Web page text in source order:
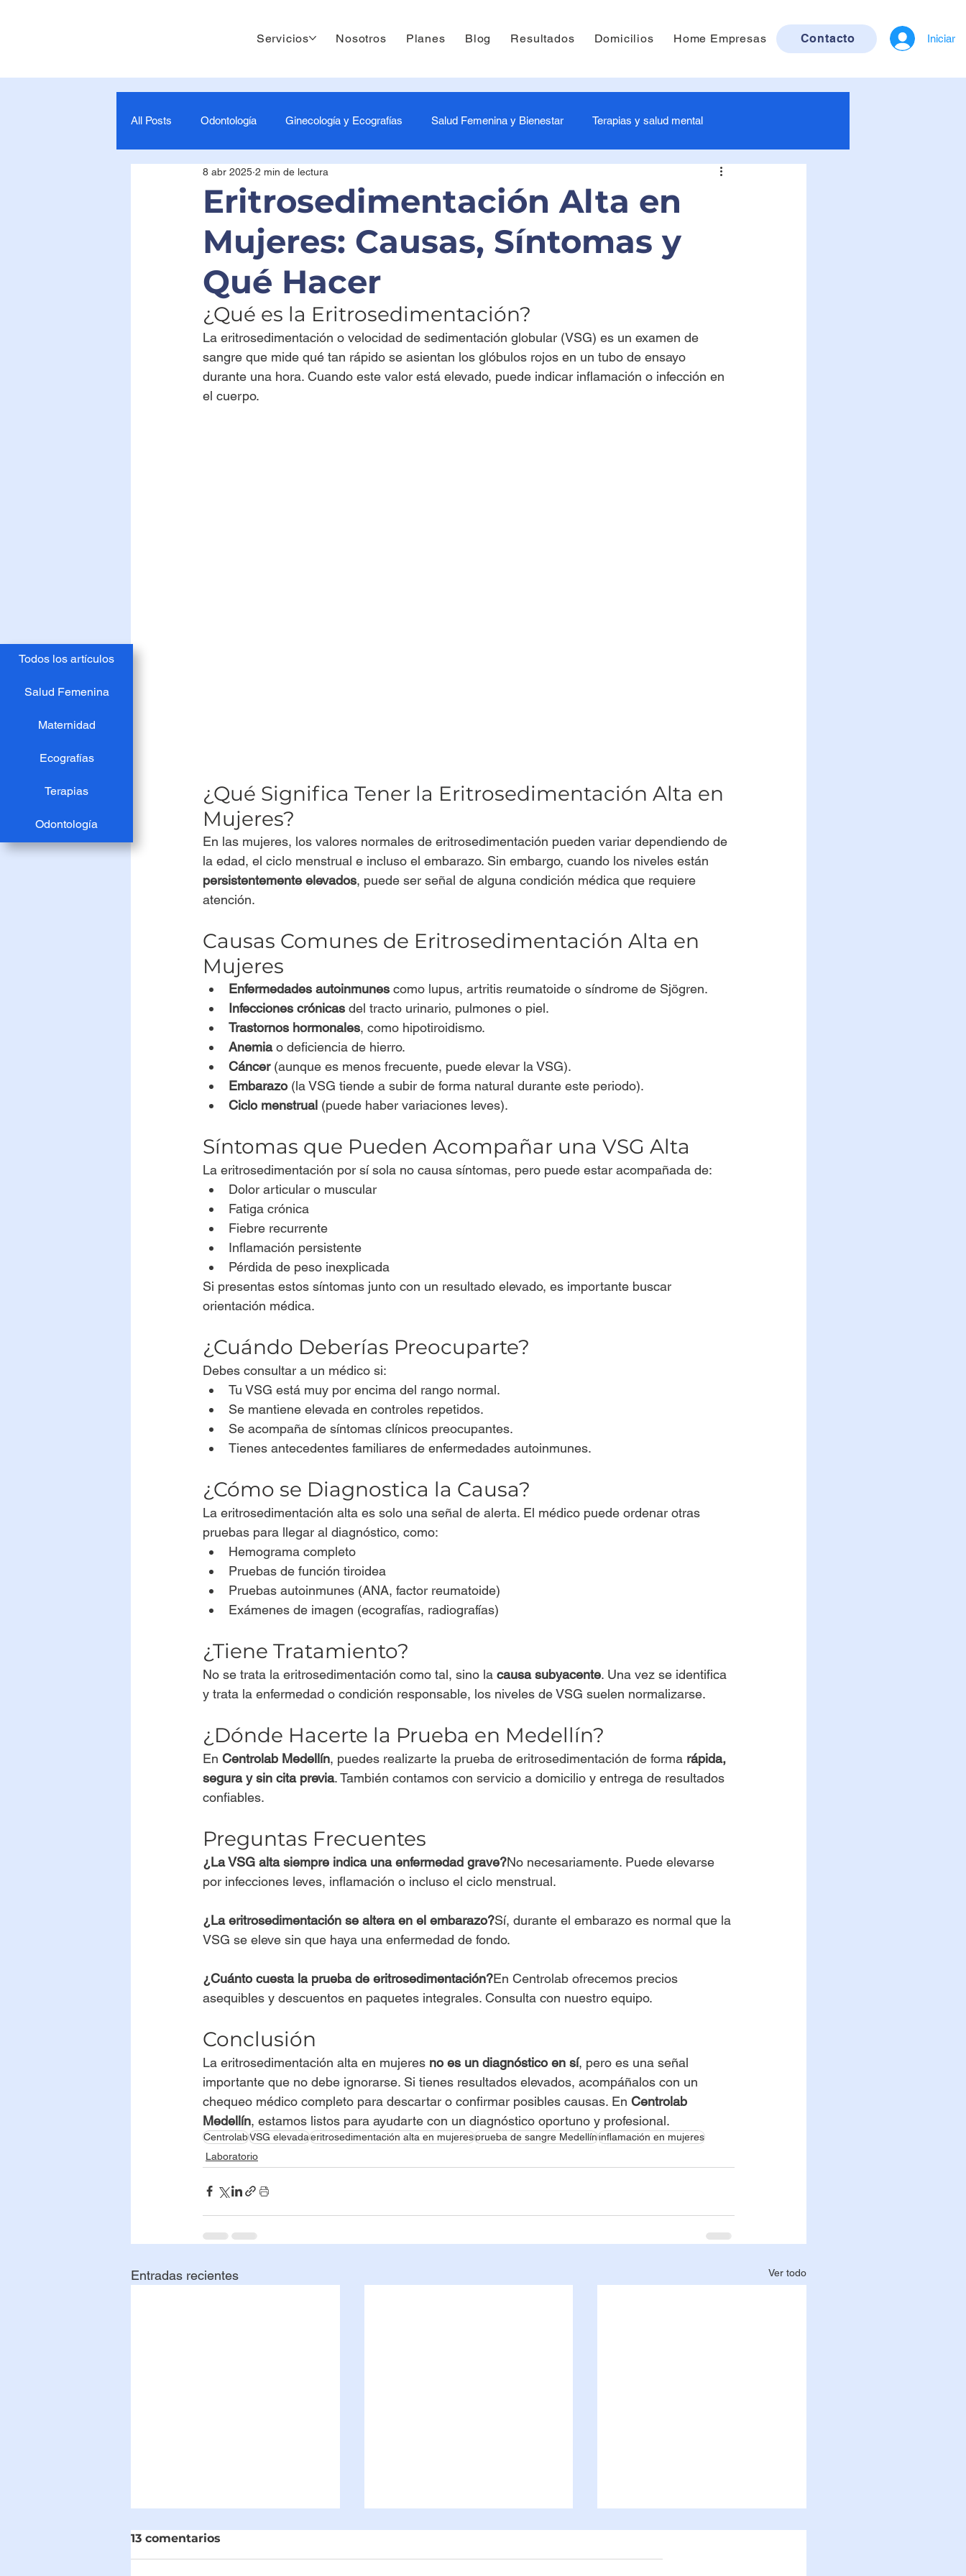
Servicios Nosotros Planes Blog Resultados Domicilios Home Empresas Contacto Iniciar
All Posts Odontología Ginecología y Ecografías Salud Femenina y Bienestar Terapias y salud mental
Cuidado y Apoyo Maternal 0-3 Meses - Estimulación tu bebés
7-9 Meses- Estimulación para bebés 10-12 Meses - Estimulación bebés Laboratorio Pruebas de ETS / ITS
Mamografía
Eritrosedimentación Alta en
Mujeres: Causas, Síntomas y
Qué Hacer
8 abr 2025 2 min de lectura
¿Qué es la Eritrosedimentación?
La eritrosedimentación o velocidad de sedimentación globular (VSG) es un examen de
sangre que mide qué tan rápido se asientan los glóbulos rojos en un tubo de ensayo
durante una hora. Cuando este valor está elevado, puede indicar inflamación o infección en
el cuerpo.
¿Qué Significa Tener la Eritrosedimentación Alta en
Mujeres?
En las mujeres, los valores normales de eritrosedimentación pueden variar dependiendo de
la edad, el ciclo menstrual e incluso el embarazo. Sin embargo, cuando los niveles están
persistentemente elevados, puede ser señal de alguna condición médica que requiere
atención.
Causas Comunes de Eritrosedimentación Alta en
Mujeres
Enfermedades autoinmunes como lupus, artritis reumatoide o síndrome de Sjögren.
Infecciones crónicas del tracto urinario, pulmones o piel.
Trastornos hormonales, como hipotiroidismo.
Anemia o deficiencia de hierro.
Cáncer (aunque es menos frecuente, puede elevar la VSG).
Embarazo (la VSG tiende a subir de forma natural durante este periodo).
Ciclo menstrual (puede haber variaciones leves).
Síntomas que Pueden Acompañar una VSG Alta
La eritrosedimentación por sí sola no causa síntomas, pero puede estar acompañada de:
Dolor articular o muscular
Fatiga crónica
Fiebre recurrente
Inflamación persistente
Pérdida de peso inexplicada
Si presentas estos síntomas junto con un resultado elevado, es importante buscar
orientación médica.
¿Cuándo Deberías Preocuparte?
Debes consultar a un médico si:
Tu VSG está muy por encima del rango normal.
Se mantiene elevada en controles repetidos.
Se acompaña de síntomas clínicos preocupantes.
Tienes antecedentes familiares de enfermedades autoinmunes.
¿Cómo se Diagnostica la Causa?
La eritrosedimentación alta es solo una señal de alerta. El médico puede ordenar otras
pruebas para llegar al diagnóstico, como:
Hemograma completo
Pruebas de función tiroidea
Pruebas autoinmunes (ANA, factor reumatoide)
Exámenes de imagen (ecografías, radiografías)
¿Tiene Tratamiento?
No se trata la eritrosedimentación como tal, sino la causa subyacente. Una vez se identifica
y trata la enfermedad o condición responsable, los niveles de VSG suelen normalizarse.
¿Dónde Hacerte la Prueba en Medellín?
En Centrolab Medellín, puedes realizarte la prueba de eritrosedimentación de forma rápida,
segura y sin cita previa. También contamos con servicio a domicilio y entrega de resultados
confiables.
Preguntas Frecuentes
¿La VSG alta siempre indica una enfermedad grave?No necesariamente. Puede elevarse
por infecciones leves, inflamación o incluso el ciclo menstrual.
¿La eritrosedimentación se altera en el embarazo?Sí, durante el embarazo es normal que la
VSG se eleve sin que haya una enfermedad de fondo.
¿Cuánto cuesta la prueba de eritrosedimentación?En Centrolab ofrecemos precios
asequibles y descuentos en paquetes integrales. Consulta con nuestro equipo.
Conclusión
La eritrosedimentación alta en mujeres no es un diagnóstico en sí, pero es una señal
importante que no debe ignorarse. Si tienes resultados elevados, acompáñalos con un
chequeo médico completo para descartar o confirmar posibles causas. En Centrolab
Medellín, estamos listos para ayudarte con un diagnóstico oportuno y profesional.
CentrolabVSG elevadaeritrosedimentación alta en mujeresprueba de sangre Medellíninflamación en mujeres
Laboratorio
Entradas recientes Ver todo
13 comentarios
Todos los artículos
Salud Femenina
Maternidad
Ecografías
Terapias
Odontología